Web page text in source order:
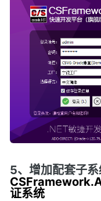
5、增加配套子系
证系统